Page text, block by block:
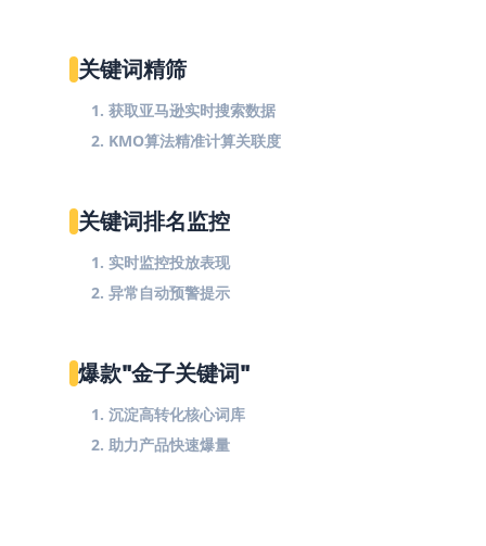
关键词精筛
1. 获取亚马逊实时搜索数据
2. KMO算法精准计算关联度
关键词排名监控
1. 实时监控投放表现
2. 异常自动预警提示
爆款"金子关键词"
1. 沉淀高转化核心词库
2. 助力产品快速爆量